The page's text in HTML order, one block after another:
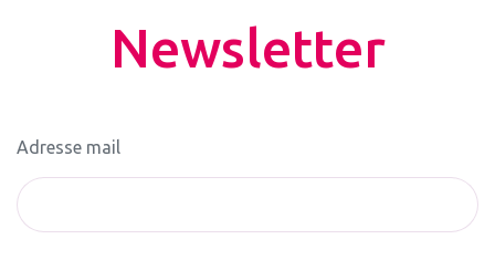
Newsletter
Adresse mail